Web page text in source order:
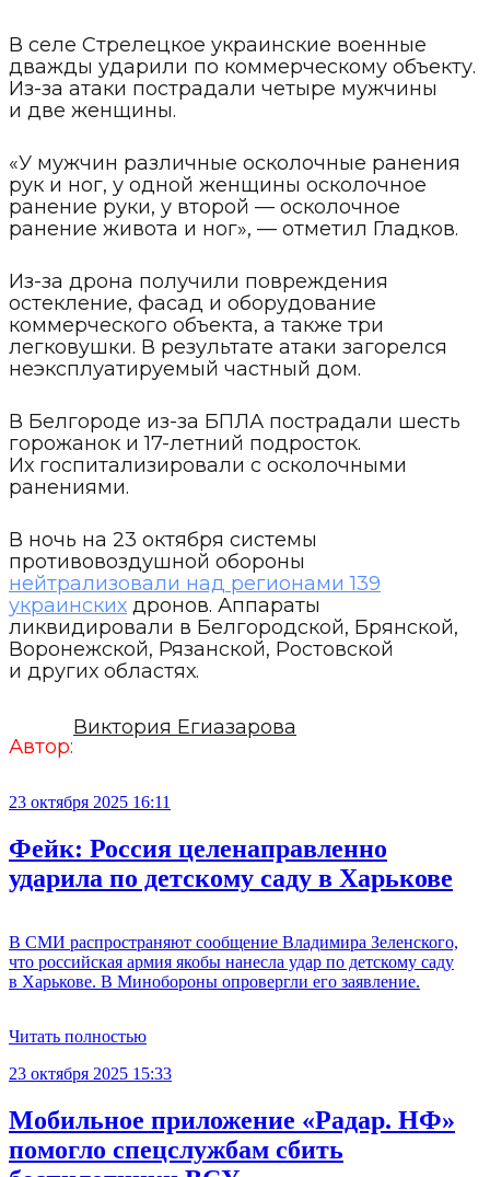
В селе Стрелецкое украинские военные
дважды ударили по коммерческому объекту.
Из-за атаки пострадали четыре мужчины
и две женщины.
«У мужчин различные осколочные ранения
рук и ног, у одной женщины осколочное
ранение руки, у второй — осколочное
ранение живота и ног», — отметил Гладков.
Из-за дрона получили повреждения
остекление, фасад и оборудование
коммерческого объекта, а также три
легковушки. В результате атаки загорелся
неэксплуатируемый частный дом.
В Белгороде из-за БПЛА пострадали шесть
горожанок и 17-летний подросток.
Их госпитализировали с осколочными
ранениями.
В ночь на 23 октября системы
противовоздушной обороны
нейтрализовали над регионами 139
украинских дронов. Аппараты
ликвидировали в Белгородской, Брянской,
Воронежской, Рязанской, Ростовской
и других областях.
Автор:
Виктория Егиазарова
23 октября 2025 16:11
Фейк: Россия целенаправленно
ударила по детскому саду в Харькове
В СМИ распространяют сообщение Владимира Зеленского,
что российская армия якобы нанесла удар по детскому саду
в Харькове. В Минобороны опровергли его заявление.
Читать полностью
23 октября 2025 15:33
Мобильное приложение «Радар. НФ»
помогло спецслужбам сбить